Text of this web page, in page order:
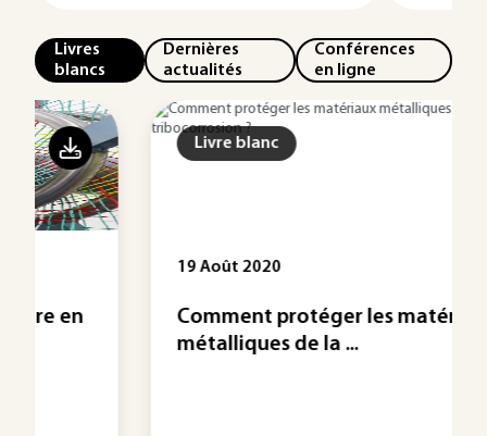
Livres
blancs
Dernières
actualités
Conférences
en ligne
Livre blanc
19 Août 2020
Comment protéger les matériaux
métalliques de la ...